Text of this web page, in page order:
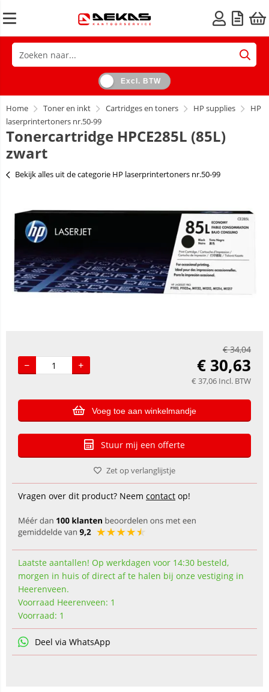
Excl. BTW
Home Toner en inkt Cartridges en toners HP supplies
HP
laserprintertoners nr.50-99
Tonercartridge HPCE285L (85L)
zwart
Bekijk alles uit de categorie HP laserprintertoners nr.50-99
€34,04
€ 30,63
€ 37,06 Incl. BTW
Voeg toe aan winkelmandje
Stuur mij een offerte
Zet op verlanglijstje
Vragen over dit product? Neem contact op!
Laatste aantallen! Op werkdagen voor 14:30 besteld,
morgen in huis of direct af te halen bij onze vestiging in
Heerenveen.
Voorraad Heerenveen: 1
Voorraad: 1
Deel via WhatsApp